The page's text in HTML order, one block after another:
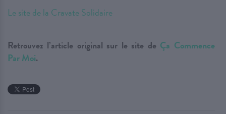
Le site de la Cravate Solidaire
Retrouvez l’article original sur le site de Ça Commence
Par Moi.